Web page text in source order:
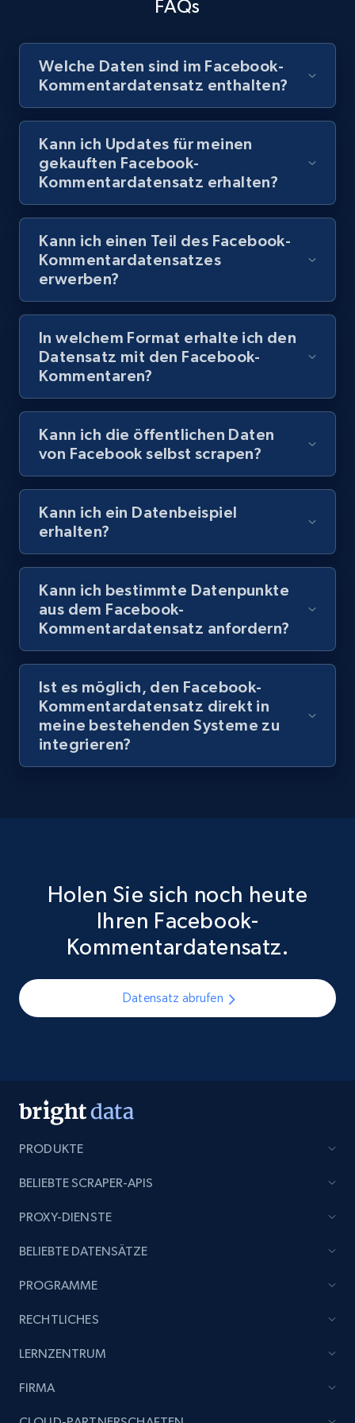
Interaktionsmuster, um Bereiche zu identifizieren, in denen
Datensatz abrufen
FAQs
Welche Daten sind im Facebook-
Kommentardatensatz enthalten?
Kann ich Updates für meinen
gekauften Facebook-
Kommentardatensatz erhalten?
Kann ich einen Teil des Facebook-
Kommentardatensatzes
erwerben?
In welchem Format erhalte ich den
Datensatz mit den Facebook-
Kommentaren?
Kann ich die öffentlichen Daten
von Facebook selbst scrapen?
Kann ich ein Datenbeispiel
erhalten?
Kann ich bestimmte Datenpunkte
aus dem Facebook-
Kommentardatensatz anfordern?
Ist es möglich, den Facebook-
Kommentardatensatz direkt in
meine bestehenden Systeme zu
integrieren?
Holen Sie sich noch heute
Ihren Facebook-
Kommentardatensatz.
Datensatz abrufen
PRODUKTE
BELIEBTE SCRAPER-APIS
PROXY-DIENSTE
BELIEBTE DATENSÄTZE
PROGRAMME
RECHTLICHES
LERNZENTRUM
FIRMA